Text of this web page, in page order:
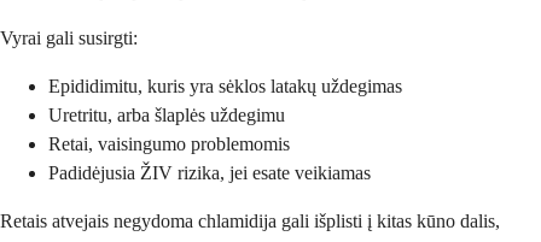
Vyrai gali susirgti:
Epididimitu, kuris yra sėklos latakų uždegimas
Uretritu, arba šlaplės uždegimu
Retai, vaisingumo problemomis
Padidėjusia ŽIV rizika, jei esate veikiamas
Retais atvejais negydoma chlamidija gali išplisti į kitas kūno dalis,